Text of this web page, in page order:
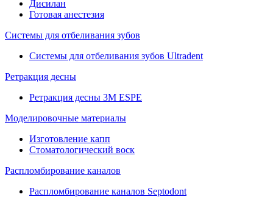
Дисилан
Готовая анестезия
Системы для отбеливания зубов
Системы для отбеливания зубов Ultradent
Ретракция десны
Ретракция десны 3M ESPE
Моделировочные материалы
Изготовление капп
Стоматологический воск
Распломбирование каналов
Распломбирование каналов Septodont